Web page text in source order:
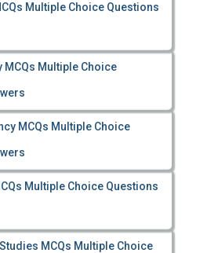
Multiple Choice Questions
Multiple Choice
MCQs Multiple Choice
Multiple Choice Questions
MCQs Multiple Choice